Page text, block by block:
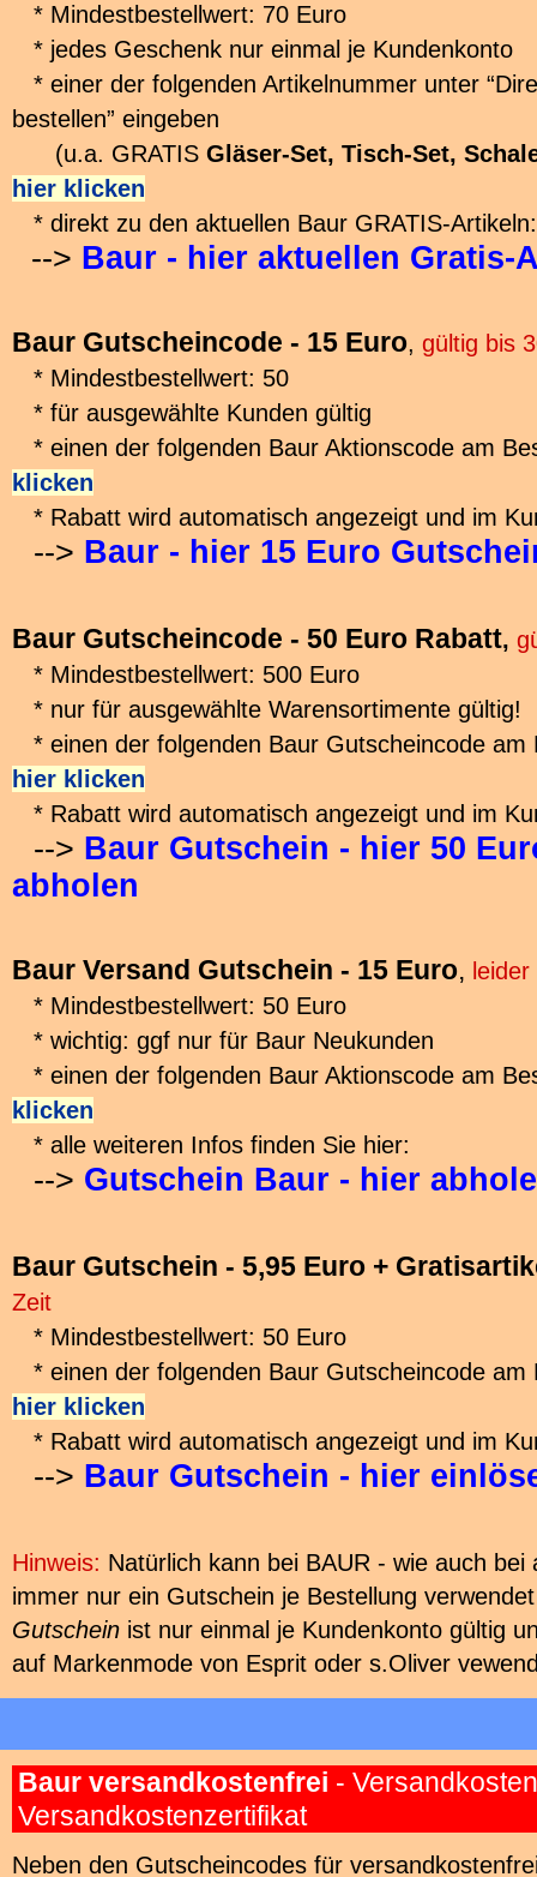
* Mindestbestellwert: 70 Euro
* jedes Geschenk nur einmal je Kundenkonto
* einer der folgenden Artikelnummer unter
bestellen” eingeben
(u.a. GRATIS Gläser-Set, Tisch-Set,
hier klicken
* direkt zu den aktuellen Baur GRATIS-Artikeln:
--> Baur - hier aktuellen Gratis-
Baur Gutscheincode - 15 Euro, gültig bis
* Mindestbestellwert: 50
* für ausgewählte Kunden gültig
* einen der folgenden Baur Aktionscode am
klicken
* Rabatt wird automatisch angezeigt und im
--> Baur - hier 15 Euro
Baur Gutscheincode - 50 Euro Rabatt,
* Mindestbestellwert: 500 Euro
* nur für ausgewählte Warensortimente gültig!
* einen der folgenden Baur Gutscheincode am
hier klicken
* Rabatt wird automatisch angezeigt und im
--> Baur Gutschein - hier 50
abholen
Baur Versand Gutschein - 15 Euro,
* Mindestbestellwert: 50 Euro
* wichtig: ggf nur für Baur Neukunden
* einen der folgenden Baur Aktionscode am
klicken
* alle weiteren Infos finden Sie hier:
--> Gutschein Baur - hier
Baur Gutschein - 5,95 Euro +
Zeit
* Mindestbestellwert: 50 Euro
* einen der folgenden Baur Gutscheincode am
hier klicken
* Rabatt wird automatisch angezeigt und im
--> Baur Gutschein - hier
Hinweis: Natürlich kann bei BAUR - wie auch bei
immer nur ein Gutschein je Bestellung
Gutschein ist nur einmal je Kundenkonto gültig
auf Markenmode von Esprit oder s.Oliver
Baur versandkostenfrei -
Versandkostenzertifikat
Neben den Gutscheincodes für